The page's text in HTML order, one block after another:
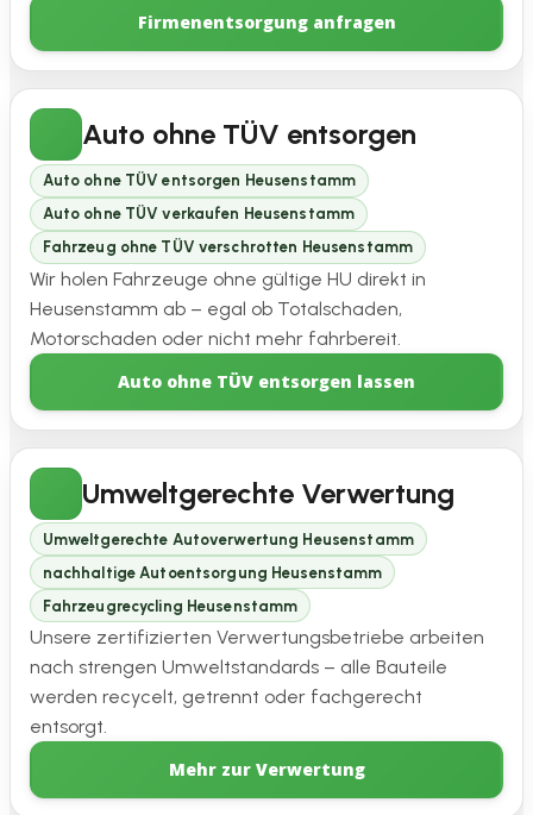
Firmenentsorgung anfragen
Auto ohne TÜV entsorgen
Auto ohne TÜV entsorgen Heusenstamm
Auto ohne TÜV verkaufen Heusenstamm
Fahrzeug ohne TÜV verschrotten Heusenstamm
Wir holen Fahrzeuge ohne gültige HU direkt in
Heusenstamm ab – egal ob Totalschaden,
Motorschaden oder nicht mehr fahrbereit.
Auto ohne TÜV entsorgen lassen
Umweltgerechte Verwertung
Umweltgerechte Autoverwertung Heusenstamm
nachhaltige Autoentsorgung Heusenstamm
Fahrzeugrecycling Heusenstamm
Unsere zertifizierten Verwertungsbetriebe arbeiten
nach strengen Umweltstandards – alle Bauteile
werden recycelt, getrennt oder fachgerecht
entsorgt.
Mehr zur Verwertung